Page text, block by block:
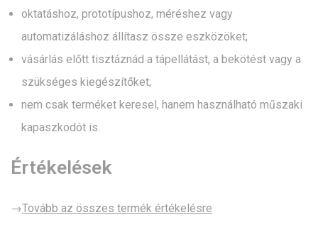
oktatáshoz, prototípushoz, méréshez vagy
automatizáláshoz állítasz össze eszközöket;
vásárlás előtt tisztáznád a tápellátást, a bekötést vagy a
szükséges kiegészítőket;
nem csak terméket keresel, hanem használható műszaki
kapaszkodót is.
Értékelések
→Tovább az összes termék értékelésre